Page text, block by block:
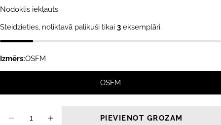
cena
Nodoklis iekļauts.
Steidzieties, noliktavā palikuši tikai 3 eksemplāri.
Izmērs:OSFM
OSFM
PIEVIENOT GROZAM